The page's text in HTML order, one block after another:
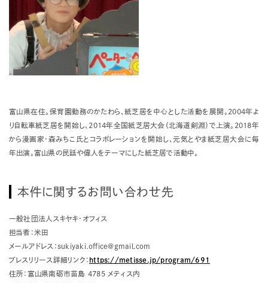
富山県在住。保育園勤務のかたわら、紙芝居を中心とした活動を展開。2004年よ
り自転車紙芝居を開始し、2014年全国紙芝居大会（北海道剣淵）で上演。2018年
から漫画家・森みちこ氏とコラボレーションを開始し、元気とやま紙芝居大会に毎
年出演。富山県の民話や偉人をテーマにした紙芝居で活動中。
本件に関するお問い合わせ先
一般社団法人スキヤキ・オフィス
担当者：米田
メールアドレス：sukiyaki.office@gmail.com
プレスリリース詳細リンク： https://metisse.jp/program/691
住所：富山県南砺市苗島 4785 メティス内